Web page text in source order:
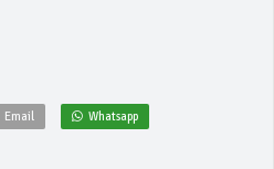
Email Whatsapp